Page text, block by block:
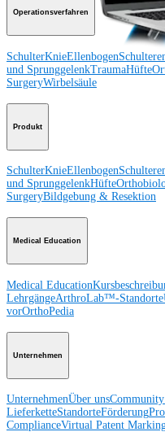
Operationsverfahren
SchulterKnieEllenbogen
und SprunggelenkTraumaHüfte
SurgeryWirbelsäule
Produkt
SchulterKnieEllenbogen
und SprunggelenkHüfte
SurgeryBildgebung & Resektion
Medical Education
Medical Education
LehrgängeArthroLab™-Standorte
vorOrthoPedia
Unternehmen
UnternehmenÜber uns
LieferketteStandorteFörderung
ComplianceVirtual Patent